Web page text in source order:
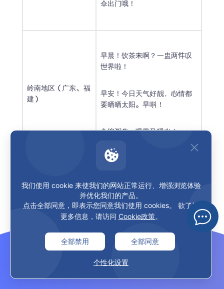
伞出门哦！
岭南地区（广东、福
建）
早晨！饮茶未啊？一盅两件叹
世界啦！
早安！今日天气好靓，心情都
要晒晒太阳。早唞！
食碗粥先，暖胃又暖心！
川渝地区（成都、重
早嗦！今天也要巴适得板哦！
起床吃碗小面嘛，麻辣鲜香醒
瞌睡！
早安，太阳出来啰喂，莫负好
时光！
我们使用 cookie 来使我们的网站正常运行、增强浏览体验
并优化我们的产品。
点击全部同意，即表示您同意我们使用 cookies。 欲了解
更多信息，请访问 Cookie政策。
全部禁用 全部同意
个性化设置